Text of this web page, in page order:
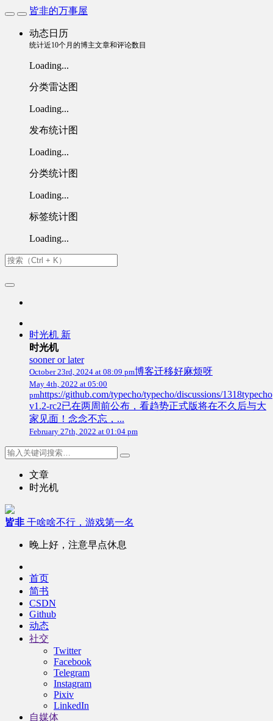
皆非的万事屋
动态日历
统计近10个月的博主文章和评论数目
Loading...
分类雷达图
Loading...
发布统计图
Loading...
分类统计图
Loading...
标签统计图
Loading...
时光机 新
时光机
sooner or later
October 23rd, 2024 at 08:09 pm博客迁移好麻烦呀
May 4th, 2022 at 05:00
pmhttps://github.com/typecho/typecho/discussions/1318typecho
v1.2-rc2已在两周前公布，看趋势正式版将在不久后与大
家见面！念念不忘，...
February 27th, 2022 at 01:04 pm
文章
时光机
皆非 干啥啥不行，游戏第一名
晚上好，注意早点休息
首页
简书
CSDN
Github
动态
社交
Twitter
Facebook
Telegram
Instagram
Pixiv
LinkedIn
自媒体